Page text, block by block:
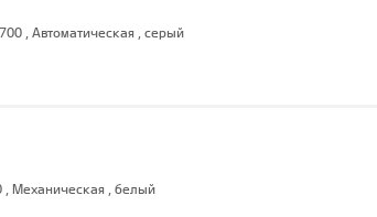
, Автоматическая , серый
, Механическая , белый